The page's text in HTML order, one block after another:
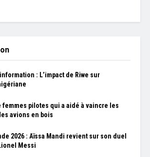
: L’impact de Riwe sur
femmes pilotes qui a aidé à vaincre les
avions en bois
2026 : Aïssa Mandi revient sur son duel
Messi